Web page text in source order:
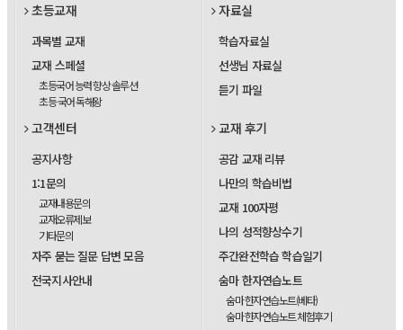
초등교재
과목별 교재
교재 스페셜
초등국어 능력 향상 솔루션
초등 국어 독해왕
자료실
학습자료실
선생님 자료실
듣기 파일
고객센터
공지사항
1:1문의
교재내용문의
교재오류제보
기타문의
자주 묻는 질문 답변 모음
전국지사안내
교재 후기
공감 교재 리뷰
나만의 학습비법
교재 100자평
나의 성적향상수기
주간완전학습 학습일기
숨마 한자연습노트
숨마 한자연습노트(베타)
숨마 한자연습노트 체험후기